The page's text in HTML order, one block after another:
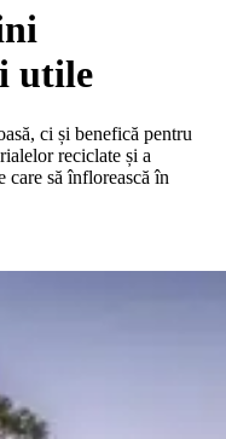
utile
ci și benefică pentru
reciclate și a
care să înflorească în